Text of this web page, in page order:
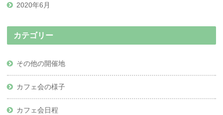
2020年6月
カテゴリー
その他の開催地
カフェ会の様子
カフェ会日程